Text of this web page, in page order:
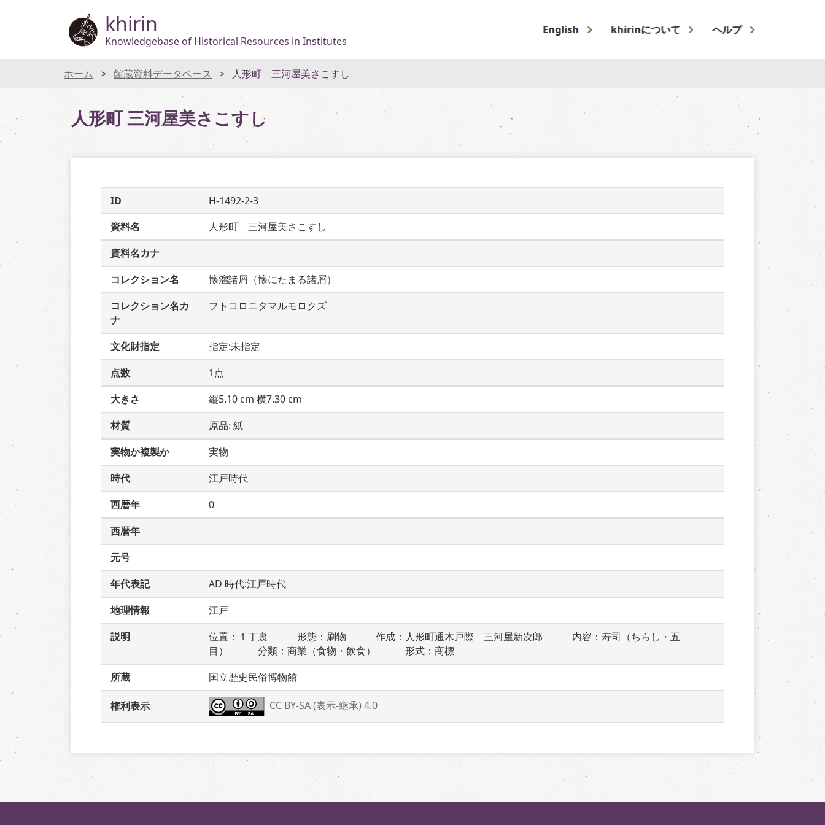
khirin
Knowledgebase of Historical Resources in Institutes
English khirinについて ヘルプ
ホーム 館蔵資料データベース 人形町 三河屋美さこすし
人形町 三河屋美さこすし
ID
H-1492-2-3
資料名
人形町　三河屋美さこすし
資料名カナ
コレクション名
懐溜諸屑（懐にたまる諸屑）
コレクション名カ
ナ
フトコロニタマルモロクズ
文化財指定
指定:未指定
点数
1点
大きさ
縦5.10 cm 横7.30 cm
材質
原品: 紙
実物か複製か
実物
時代
江戸時代
西暦年
0
西暦年
元号
年代表記
AD 時代:江戸時代
地理情報
江戸
説明
位置：１丁裏　　　形態：刷物　　　作成：人形町通木戸際　三河屋新次郎　　　内容：寿司（ちらし・五
目）　　　分類：商業（食物・飲食）　　　形式：商標
所蔵
国立歴史民俗博物館
権利表示 CC BY-SA (表示-継承) 4.0